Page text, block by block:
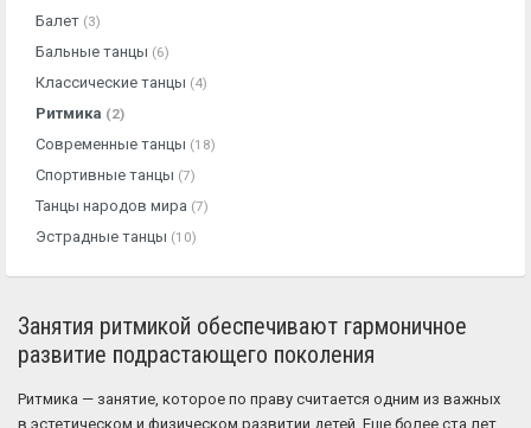
Балет (3)
Бальные танцы (6)
Классические танцы (4)
Ритмика (2)
Современные танцы (18)
Спортивные танцы (7)
Танцы народов мира (7)
Эстрадные танцы (10)
Занятия ритмикой обеспечивают гармоничное
развитие подрастающего поколения
Ритмика — занятие, которое по праву считается одним из важных
в эстетическом и физическом развитии детей. Еще более ста лет